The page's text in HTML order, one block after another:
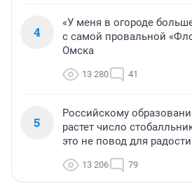
4
«У меня в огороде
с самой провальной
Омска
13 280 41
5
Российскому
растет число
это не повод для радости
13 206 79